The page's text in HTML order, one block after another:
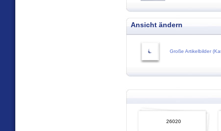
Ansicht ändern
Große Artikelbilder
26020